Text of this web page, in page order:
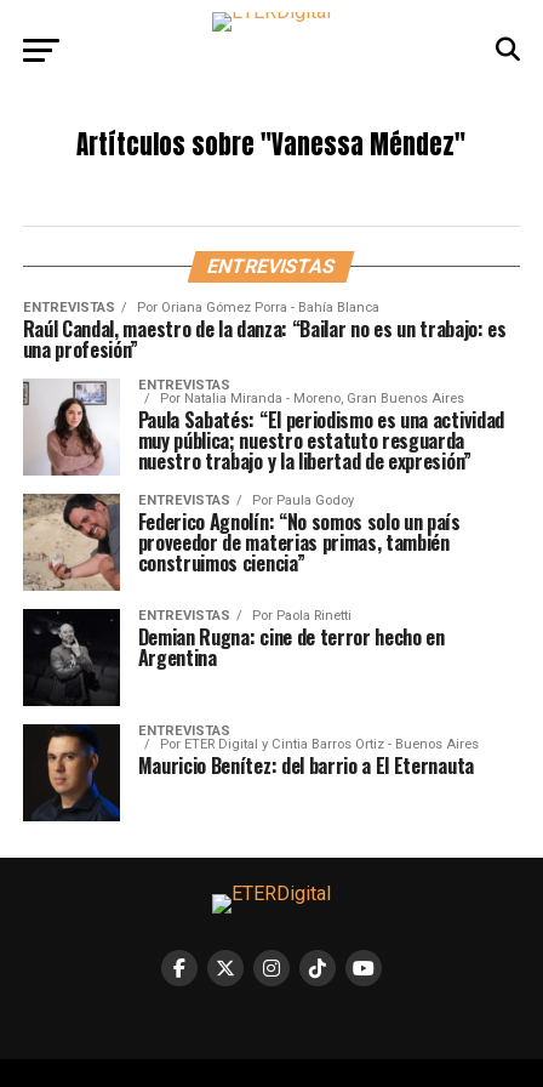
Artítculos sobre"Vanessa Méndez"
ENTREVISTAS
ENTREVISTAS Por Oriana Gómez Porra - Bahía Blanca
Raúl Candal, maestro de la danza: “Bailar no es un trabajo: es
una profesión”
ENTREVISTAS
Por Natalia Miranda - Moreno, Gran Buenos Aires
Paula Sabatés: “El periodismo es una actividad
muy pública; nuestro estatuto resguarda
nuestro trabajo y la libertad de expresión”
ENTREVISTAS Por Paula Godoy
Federico Agnolín: “No somos solo un país
proveedor de materias primas, también
construimos ciencia”
ENTREVISTAS Por Paola Rinetti
Demian Rugna: cine de terror hecho en
Argentina
ENTREVISTAS
Por ETER Digital y Cintia Barros Ortiz - Buenos Aires
Mauricio Benítez: del barrio a El Eternauta